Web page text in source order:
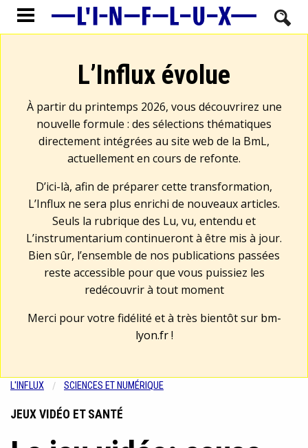
L’Influx évolue
À partir du printemps 2026, vous découvrirez une
nouvelle formule : des sélections thématiques
directement intégrées au site web de la BmL,
actuellement en cours de refonte.
D’ici-là, afin de préparer cette transformation,
L’Influx ne sera plus enrichi de nouveaux articles.
Seuls la rubrique des Lu, vu, entendu et
L’instrumentarium continueront à être mis à jour.
Bien sûr, l’ensemble de nos publications passées
reste accessible pour que vous puissiez les
redécouvrir à tout moment
Merci pour votre fidélité et à très bientôt sur bm-
lyon.fr!
L'INFLUX SCIENCES ET NUMÉRIQUE
JEUX VIDÉO ET SANTÉ